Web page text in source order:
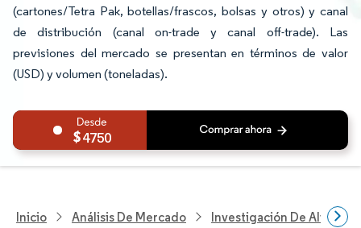
(cartones/Tetra Pak, botellas/frascos, bolsas y otros) y canal
de distribución (canal on-trade y canal off-trade). Las
previsiones del mercado se presentan en términos de valor
(USD) y volumen (toneladas).
4750
Inicio Análisis De Mercado Investigación De